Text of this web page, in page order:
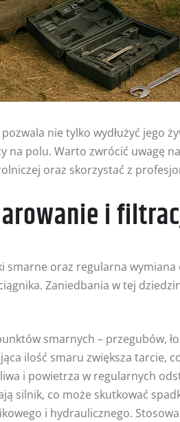
nie tylko wydłużyć jego
na polu. Warto zwrócić uwagę
oraz skorzystać z
i
smarne oraz regularna
Zaniedbania w tej
smarnych – przegubów,
ilość smaru zwiększa tarcie,
i powietrza w regularnych
silnik, co może skutkować
i hydraulicznego.